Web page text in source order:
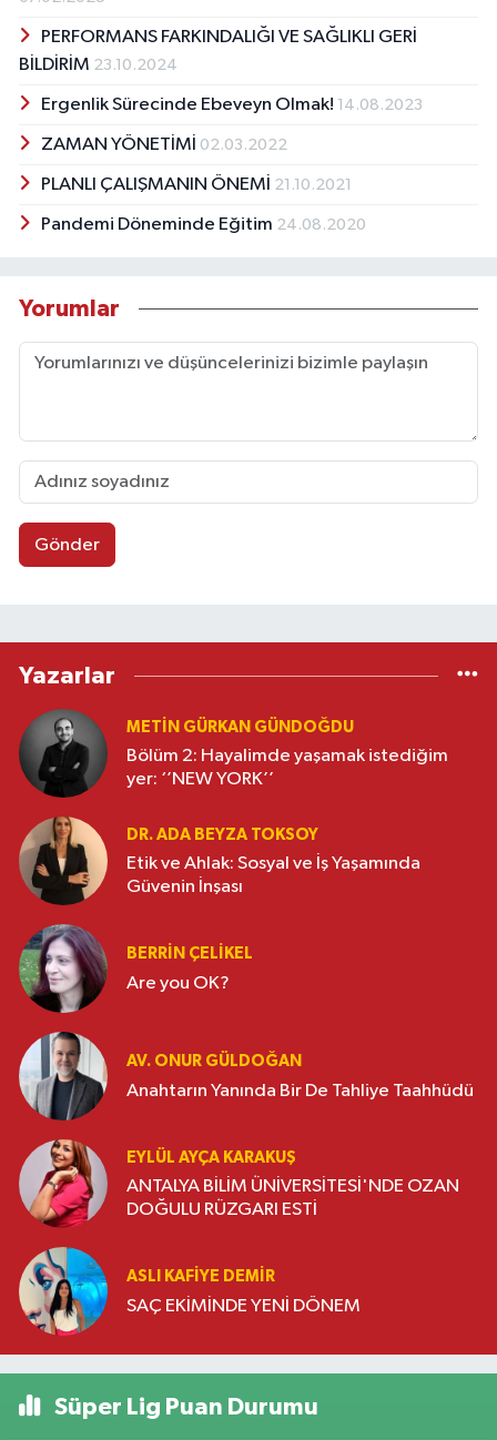
PERFORMANS FARKINDALIĞI VE SAĞLIKLI GERİ
BİLDİRİM 23.10.2024
Ergenlik Sürecinde Ebeveyn Olmak! 14.08.2023
ZAMAN YÖNETİMİ 02.03.2022
PLANLI ÇALIŞMANIN ÖNEMİ 21.10.2021
Pandemi Döneminde Eğitim 24.08.2020
Yorumlar
Gönder
Yazarlar
METIN GÜRKAN GÜNDOĞDU
Bölüm 2: Hayalimde yaşamak istediğim
yer: ‘’NEW YORK’’
DR. ADA BEYZA TOKSOY
Etik ve Ahlak: Sosyal ve İş Yaşamında
Güvenin İnşası
BERRIN ÇELIKEL
Are you OK?
AV. ONUR GÜLDOĞAN
Anahtarın Yanında Bir De Tahliye Taahhüdü
EYLÜL AYÇA KARAKUŞ
ANTALYA BİLİM ÜNİVERSİTESİ'NDE OZAN
DOĞULU RÜZGARI ESTİ
ASLI KAFIYE DEMIR
SAÇ EKİMİNDE YENİ DÖNEM
Süper Lig Puan Durumu